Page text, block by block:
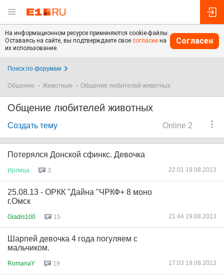
На информационном ресурсе применяются cookie-файлы.
Оставаясь на сайте, вы подтверждаете свое согласие на
их использование.
Согласен
Поиск по форумам
Общение Животные Общение любителей животных
Общение любителей животных
Online 2
Создать тему
Потерялся Донской сфинкс. Девочка
Ирлица 3 22:01 19.08.2013
25.08.13 - ОРКК "Дайна "ЧРКФ+ 8 моно
г.Омск
Gladis100 15 21:44 19.08.2013
Шарпей девочка 4 года погуляем с
мальчиком.
RomanaY 19 17:03 19.08.2013